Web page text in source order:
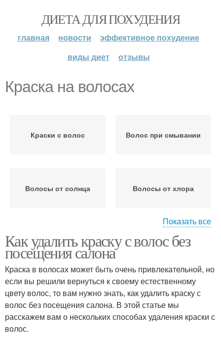
ДИЕТА ДЛЯ ПОХУДЕНИЯ
главная новости
эффективное похудение
виды диет
отзывы
Краска на волосах
Краски с волос Волос при смывании
Волосы от солнца Волосы от хлора
Волосы к окрашиванию Качественная краска
Безаммиачная краска
Показать все
Как удалить краску с волос без
посещения салона
Краска в волосах может быть очень привлекательной, но
если вы решили вернуться к своему естественному
цвету волос, то вам нужно знать, как удалить краску с
волос без посещения салона. В этой статье мы
расскажем вам о нескольких способах удаления краски с
волос.